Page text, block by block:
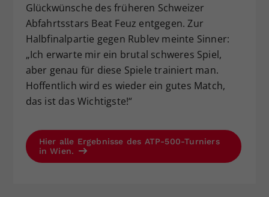
Glückwünsche des früheren Schweizer
Abfahrtsstars Beat Feuz entgegen. Zur
Halbfinalpartie gegen Rublev meinte Sinner:
„Ich erwarte mir ein brutal schweres Spiel,
aber genau für diese Spiele trainiert man.
Hoffentlich wird es wieder ein gutes Match,
das ist das Wichtigste!“
Hier alle Ergebnisse des ATP-500-Turniers
in Wien.